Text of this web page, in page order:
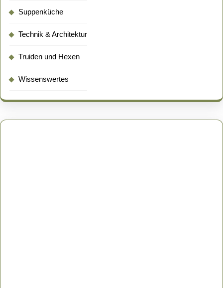
Suppenküche
Technik & Architektur
Truiden und Hexen
Wissenswertes